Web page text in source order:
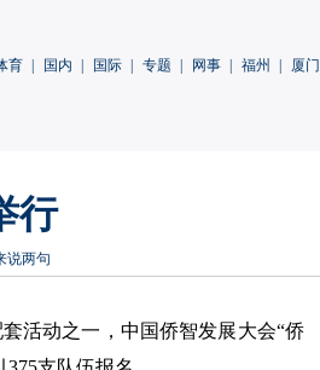
育 国内 国际 专题 网事 福州 厦门
行
说两句
活动之一，中国侨智发展大会“侨